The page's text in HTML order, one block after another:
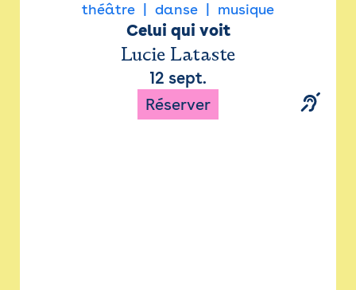
théâtre danse musique
Celui qui voit
Lucie Lataste
12 sept.
Réserver